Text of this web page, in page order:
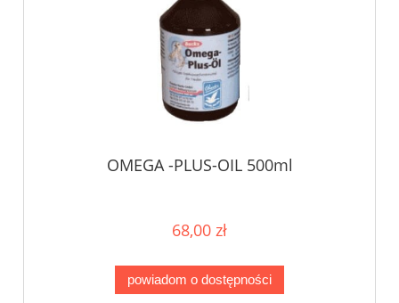
OMEGA -PLUS-OIL 500ml
68,00 zł
powiadom o dostępności